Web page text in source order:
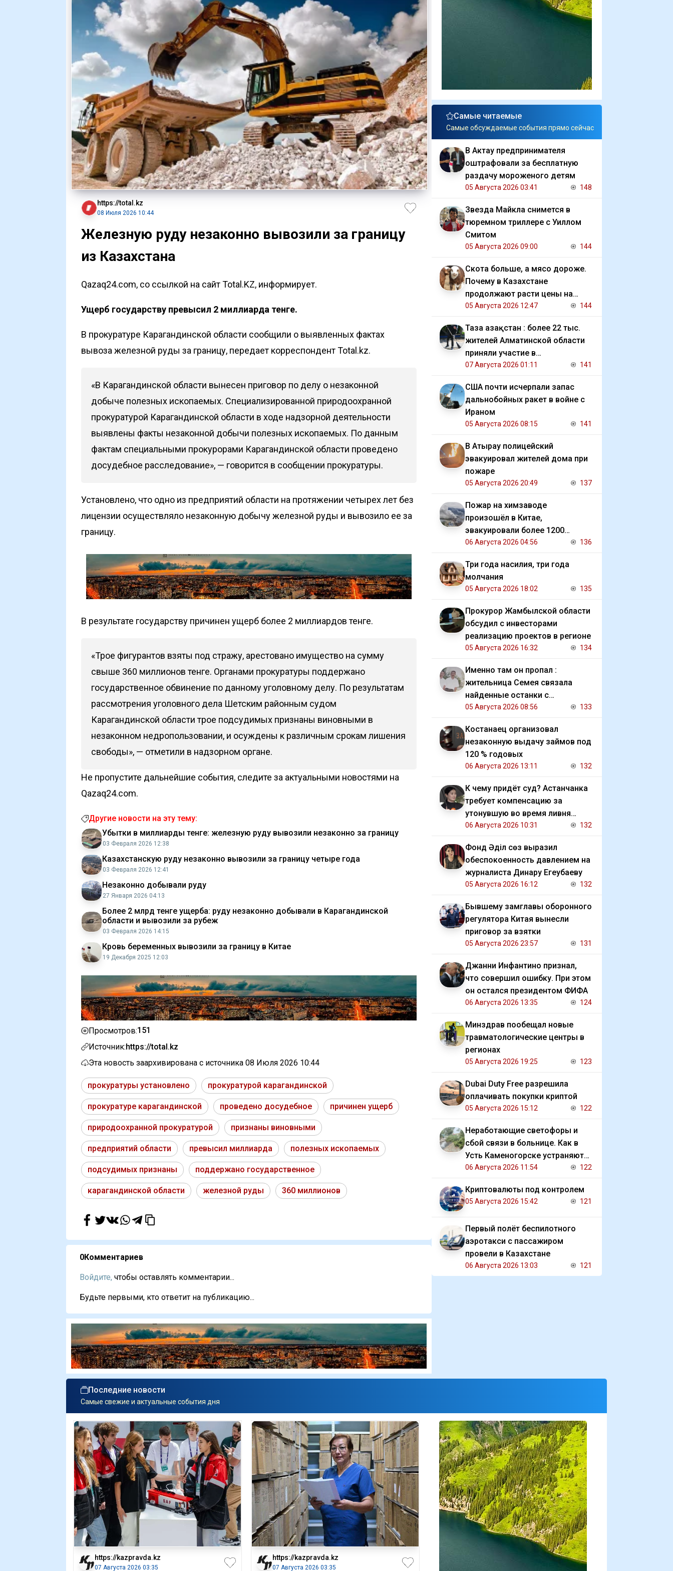
https://total.kz
08 Июля 2026 10:44
Железную руду незаконно вывозили за границу
из Казахстана
Qazaq24.com, со ссылкой на сайт Total.KZ, информирует.
Ущерб государству превысил 2 миллиарда тенге.
В прокуратуре Карагандинской области сообщили о выявленных фактах
вывоза железной руды за границу, передает корреспондент Total.kz.
«В Карагандинской области вынесен приговор по делу о незаконной
добыче полезных ископаемых. Специализированной природоохранной
прокуратурой Карагандинской области в ходе надзорной деятельности
выявлены факты незаконной добычи полезных ископаемых. По данным
фактам специальными прокурорами Карагандинской области проведено
досудебное расследование», — говорится в сообщении прокуратуры.
Установлено, что одно из предприятий области на протяжении четырех лет без
лицензии осуществляло незаконную добычу железной руды и вывозило ее за
границу.
В результате государству причинен ущерб более 2 миллиардов тенге.
«Трое фигурантов взяты под стражу, арестовано имущество на сумму
свыше 360 миллионов тенге. Органами прокуратуры поддержано
государственное обвинение по данному уголовному делу. По результатам
рассмотрения уголовного дела Шетским районным судом
Карагандинской области трое подсудимых признаны виновными в
незаконном недропользовании, и осуждены к различным срокам лишения
свободы», — отметили в надзорном органе.
Не пропустите дальнейшие события, следите за актуальными новостями на
Qazaq24.com.
Другие новости на эту тему:
Убытки в миллиарды тенге: железную руду вывозили незаконно за границу
03 Февраля 2026 12:38
Казахстанскую руду незаконно вывозили за границу четыре года
03 Февраля 2026 12:41
Незаконно добывали руду
27 Января 2026 04:13
Более 2 млрд тенге ущерба: руду незаконно добывали в Карагандинской
области и вывозили за рубеж
03 Февраля 2026 14:15
Кровь беременных вывозили за границу в Китае
19 Декабря 2025 12:03
Просмотров:151
Источник:https://total.kz
Эта новость заархивирована с источника 08 Июля 2026 10:44
прокуратуры установлено прокуратурой карагандинской
прокуратуре карагандинской проведено досудебное причинен ущерб
природоохранной прокуратурой признаны виновными
предприятий области превысил миллиарда полезных ископаемых
подсудимых признаны поддержано государственное
карагандинской области железной руды 360 миллионов
0Комментариев
Войдите, чтобы оставлять комментарии...
Будьте первыми, кто ответит на публикацию...
Самые читаемые
Самые обсуждаемые события прямо сейчас
В Актау предпринимателя
оштрафовали за бесплатную
раздачу мороженого детям
05 Августа 2026 03:41 148
Звезда Майкла снимется в
тюремном триллере с Уиллом
Смитом
05 Августа 2026 09:00 144
Скота больше, а мясо дороже.
Почему в Казахстане
продолжают расти цены на
баранину и конину
05 Августа 2026 12:47 144
Таза Қазақстан : более 22 тыс.
жителей Алматинской области
приняли участие в
экологической акции
07 Августа 2026 01:11 141
США почти исчерпали запас
дальнобойных ракет в войне с
Ираном
05 Августа 2026 08:15 141
В Атырау полицейский
эвакуировал жителей дома при
пожаре
05 Августа 2026 20:49 137
Пожар на химзаводе
произошёл в Китае,
эвакуировали более 1200
человек
06 Августа 2026 04:56 136
Три года насилия, три года
молчания
05 Августа 2026 18:02 135
Прокурор Жамбылской области
обсудил с инвесторами
реализацию проектов в регионе
05 Августа 2026 16:32 134
Именно там он пропал :
жительница Семея связала
найденные останки с
исчезновением отца
05 Августа 2026 08:56 133
Костанаец организовал
незаконную выдачу займов под
120 % годовых
06 Августа 2026 13:11 132
К чему придёт суд? Астанчанка
требует компенсацию за
утонувшую во время ливня
иномарку
06 Августа 2026 10:31 132
Фонд Әділ сөз выразил
обеспокоенность давлением на
журналиста Динару Егеубаеву
05 Августа 2026 16:12 132
Бывшему замглавы оборонного
регулятора Китая вынесли
приговор за взятки
05 Августа 2026 23:57 131
Джанни Инфантино признал,
что совершил ошибку. При этом
он остался президентом ФИФА
06 Августа 2026 13:35 124
Минздрав пообещал новые
травматологические центры в
регионах
05 Августа 2026 19:25 123
Dubai Duty Free разрешила
оплачивать покупки криптой
05 Августа 2026 15:12 122
Неработающие светофоры и
сбой связи в больнице. Как в
Усть Каменогорске устраняют
последствия ливня
06 Августа 2026 11:54 122
Криптовалюты под контролем
05 Августа 2026 15:42 121
Первый полёт беспилотного
аэротакси с пассажиром
провели в Казахстане
06 Августа 2026 13:03 121
Последние новости
Самые свежие и актуальные события дня
https://kazpravda.kz
07 Августа 2026 03:35
https://kazpravda.kz
07 Августа 2026 03:35